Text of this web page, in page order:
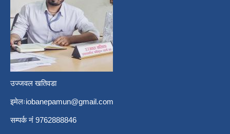
उज्जवल खतिवडा
इमेलःiobanepamun@gmail.com
सम्पर्क नंं 9762888846